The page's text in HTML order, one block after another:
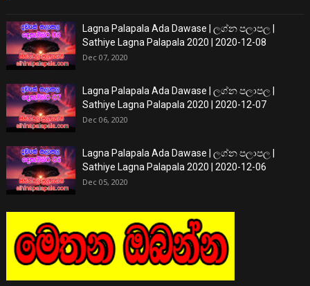
Lagna Palapala Ada Dawase | ලග්න පලාපල |
Sathiye Lagna Palapala 2020 | 2020-12-08
Dec 07, 2020
Lagna Palapala Ada Dawase | ලග්න පලාපල |
Sathiye Lagna Palapala 2020 | 2020-12-07
Dec 06, 2020
Lagna Palapala Ada Dawase | ලග්න පලාපල |
Sathiye Lagna Palapala 2020 | 2020-12-06
Dec 05, 2020